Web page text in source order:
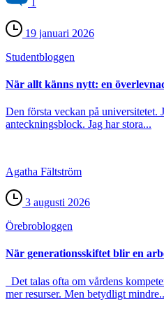
19 januari 2026
Student­bloggen
När allt känns nytt: en
Den första veckan på universitetet.
anteckningsblock. Jag har stora...
Agatha Fältström
3 augusti 2026
Örebro­bloggen
När generationsskiftet blir en
Det talas ofta om vårdens
mer resurser. Men betydligt